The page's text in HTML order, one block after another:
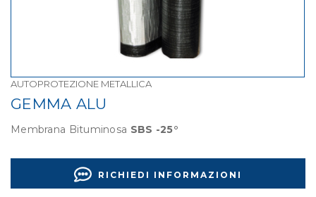
AUTOPROTEZIONE METALLICA
GEMMA ALU
Membrana Bituminosa SBS -25°
RICHIEDI INFORMAZIONI